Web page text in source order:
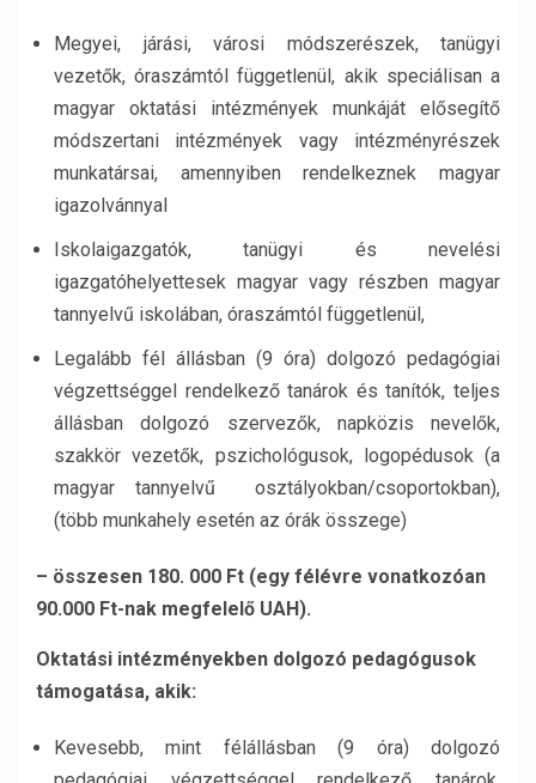
Megyei, járási, városi módszerészek, tanügyi
vezetők, óraszámtól függetlenül, akik speciálisan a
magyar oktatási intézmények munkáját elősegítő
módszertani intézmények vagy intézményrészek
munkatársai, amennyiben rendelkeznek magyar
igazolvánnyal
Iskolaigazgatók, tanügyi és nevelési
igazgatóhelyettesek magyar vagy részben magyar
tannyelvű iskolában, óraszámtól függetlenül,
Legalább fél állásban (9 óra) dolgozó pedagógiai
végzettséggel rendelkező tanárok és tanítók, teljes
állásban dolgozó szervezők, napközis nevelők,
szakkör vezetők, pszichológusok, logopédusok (a
magyar tannyelvű osztályokban/csoportokban),
(több munkahely esetén az órák összege)
– összesen 180. 000 Ft (egy félévre vonatkozóan
90.000 Ft-nak megfelelő UAH).
Oktatási intézményekben dolgozó pedagógusok
támogatása, akik:
Kevesebb, mint félállásban (9 óra) dolgozó